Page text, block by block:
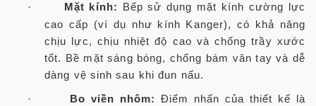
· Mặt kính: Bếp sử dụng mặt kính cường lực
cao cấp (ví dụ như kính Kanger), có khả năng
chịu lực, chịu nhiệt độ cao và chống trầy xước
tốt. Bề mặt sáng bóng, chống bám vân tay và dễ
dàng vệ sinh sau khi đun nấu.
· Bo viền nhôm: Điểm nhấn của thiết kế là